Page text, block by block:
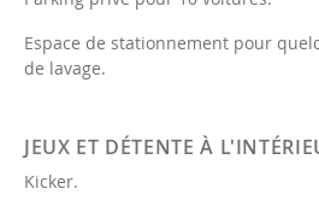
Espace de stationnement pour
de lavage.
JEUX ET DÉTENTE À
Kicker.